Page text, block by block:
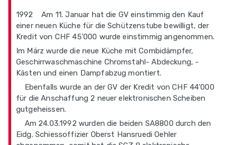
1992 Am 11. Januar hat die GV einstimmig den Kauf
einer neuen Küche für die Schützenstube bewilligt, der
Kredit von CHF 45'000 wurde einstimmig angenommen.
Im März wurde die neue Küche mit Combidämpfer,
Geschirrwaschmaschine Chromstahl- Abdeckung, -
Kästen und einen Dampfabzug montiert.
Ebenfalls wurde an der GV der Kredit von CHF 44'000
für die Anschaffung 2 neuer elektronischen Scheiben
gutgeheissen.
Am 24.03.1992 wurden die beiden SA8800 durch den
Eidg. Schiessoffizier Oberst Hansruedi Oehler